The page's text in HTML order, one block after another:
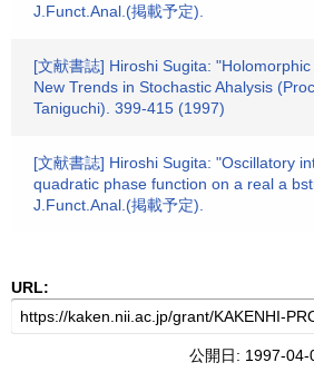
J.Funct.Anal.(掲載予定).
[文献書誌] Hiroshi Sugita:
New Trends in Stochastic Ahalysis
Taniguchi). 399-415 (1997)
[文献書誌] Hiroshi Sugita: "Oscillatory
quadratic phase function on a real a
J.Funct.Anal.(掲載予定).
URL:
公開日: 1997-